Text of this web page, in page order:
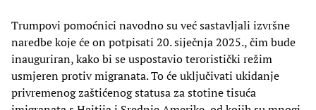
Trumpovi pomoćnici navodno su već sastavljali izvršne
naredbe koje će on potpisati 20. siječnja 2025., čim bude
inauguriran, kako bi se uspostavio teroristički režim
usmjeren protiv migranata. To će uključivati ​​ukidanje
privremenog zaštićenog statusa za stotine tisuća